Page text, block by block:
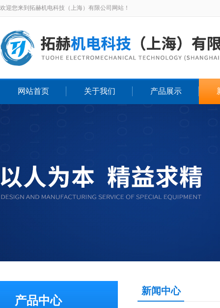
欢迎您来到拓赫机电科技（上海）有限公司网站！
网站首页 关于我们 产品展示
产品中心
新闻中心